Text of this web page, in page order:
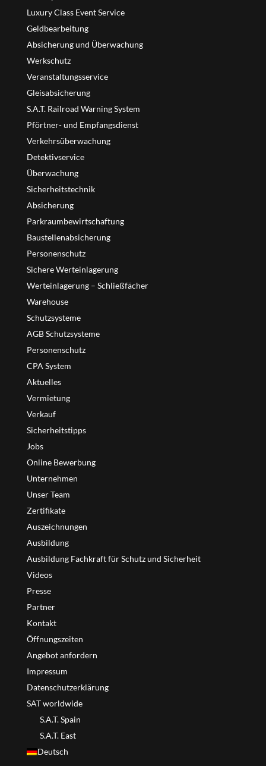
Luxury Class Event Service
Geldbearbeitung
Absicherung und Überwachung
Werkschutz
Veranstaltungsservice
Gleisabsicherung
S.A.T. Railroad Warning System
Pförtner- und Empfangsdienst
Verkehrsüberwachung
Detektivservice
Überwachung
Sicherheitstechnik
Absicherung
Parkraumbewirtschaftung
Baustellenabsicherung
Personenschutz
Sichere Werteinlagerung
Werteinlagerung – Schließfächer
Warehouse
Schutzsysteme
AGB Schutzsysteme
Personenschutz
CPA System
Aktuelles
Vermietung
Verkauf
Sicherheitstipps
Jobs
Online Bewerbung
Unternehmen
Unser Team
Zertifikate
Auszeichnungen
Ausbildung
Ausbildung Fachkraft für Schutz und Sicherheit
Videos
Presse
Partner
Kontakt
Öffnungszeiten
Angebot anfordern
Impressum
Datenschutzerklärung
SAT worldwide
S.A.T. Spain
S.A.T. East
Deutsch